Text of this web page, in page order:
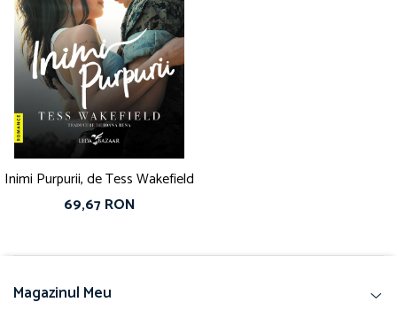
Inimi Purpurii, de Tess Wakefield
69,67 RON
Magazinul Meu